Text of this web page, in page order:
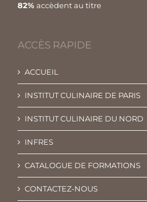
82% accèdent au titre
ACCÈS RAPIDE
ACCUEIL
INSTITUT CULINAIRE DE PARIS
INSTITUT CULINAIRE DU NORD
INFRES
CATALOGUE DE FORMATIONS
CONTACTEZ-NOUS